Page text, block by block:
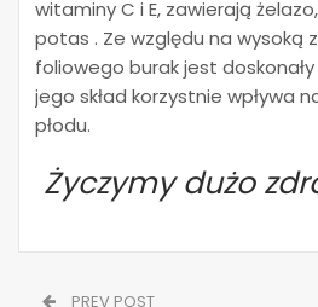
witaminy C i E, zawierają
potas . Ze względu na wysoką
foliowego burak jest
jego skład korzystnie wpływa
płodu.
Życzymy dużo
PREV POST